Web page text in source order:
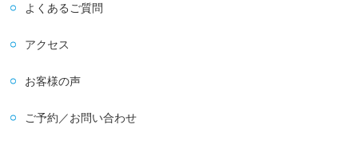
よくあるご質問
アクセス
お客様の声
ご予約／お問い合わせ